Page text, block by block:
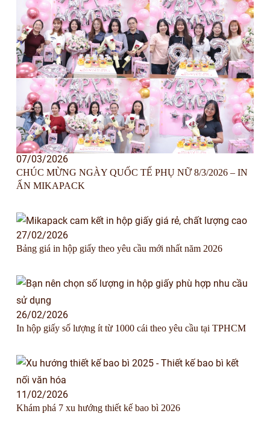
07/03/2026
CHÚC MỪNG NGÀY QUỐC TẾ PHỤ NỮ 8/3/2026 – IN
ẤN MIKAPACK
27/02/2026
Bảng giá in hộp giấy theo yêu cầu mới nhất năm 2026
26/02/2026
In hộp giấy số lượng ít từ 1000 cái theo yêu cầu tại TPHCM
11/02/2026
Khám phá 7 xu hướng thiết kế bao bì 2026